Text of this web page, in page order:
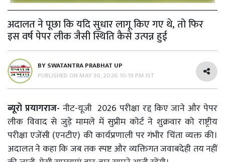
अदालत ने पूछा कि यदि सुधार लागू किए गए थे, तो फिर
इस वर्ष पेपर लीक जैसी स्थिति कैसे उत्पन्न हुई
BYSWATANTRA PRABHAT UP
PUBLISHED ON MAY 30, 2026 10:19 PM IST
ब्यूरो प्रयागराज- नीट-यूजी 2026 परीक्षा रद्द किए जाने और पेपर
लीक विवाद से जुड़े मामले में सुप्रीम कोर्ट ने शुक्रवार को राष्ट्रीय
परीक्षा एजेंसी (एनटीए) की कार्यप्रणाली पर गंभीर चिंता व्यक्त की।
अदालत ने कहा कि जब तक स्पष्ट और व्यक्तिगत जवाबदेही तय नहीं